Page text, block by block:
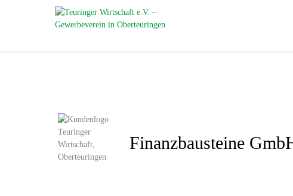
Finanzbausteine